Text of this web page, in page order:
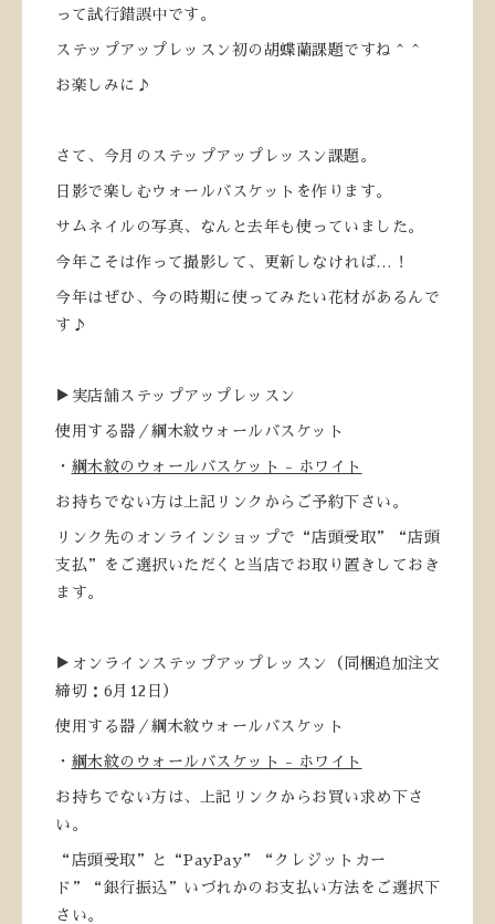
って試行錯誤中です。
ステップアップレッスン初の胡蝶蘭課題ですね＾＾
お楽しみに♪
さて、今月のステップアップレッスン課題。
日影で楽しむウォールバスケットを作ります。
サムネイルの写真、なんと去年も使っていました。
今年こそは作って撮影して、更新しなければ…！
今年はぜひ、今の時期に使ってみたい花材があるんで
す♪
▶実店舗ステップアップレッスン
使用する器／綱木紋ウォールバスケット
・ 綱木紋のウォールバスケット - ホワイト
お持ちでない方は上記リンクからご予約下さい。
リンク先のオンラインショップで“店頭受取”“店頭
支払”をご選択いただくと当店でお取り置きしておき
ます。
▶オンラインステップアップレッスン（同梱追加注文
締切：6月12日）
使用する器／綱木紋ウォールバスケット
・ 綱木紋のウォールバスケット - ホワイト
お持ちでない方は、上記リンクからお買い求め下さ
い。
“店頭受取”と“PayPay”“クレジットカー
ド”“銀行振込”いづれかのお支払い方法をご選択下
さい。